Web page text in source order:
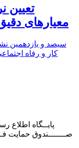
تعیین
معیارهای
سیصد و یازدهمین
کار و رفاه
پایــگاه اطلاع
صـــــــندوق حمایت